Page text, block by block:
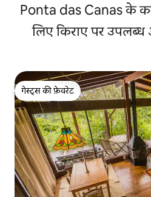
Ponta das Canas के
लिए किराए पर
गेस्ट्स की फ़ेवरेट
गेस्ट्स की फ़ेवरेट